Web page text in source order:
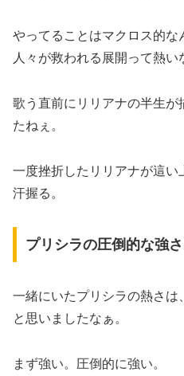
やってることはマクロス的
人々が救われる展開って熱い
歌う直前にリリアナの半生が
たねぇ。
一度挫折したリリアナが這い
汗握る。
プリシラの圧倒的な強
一緒にいたプリシラの熱さ
と思いましたなぁ。
まず強い。圧倒的に強い。